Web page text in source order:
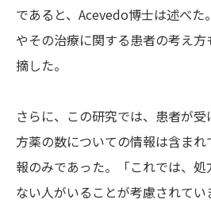
であると、Acevedo博士は述べた
やその治療に関する患者の考え
摘した。
さらに、この研究では、患者が
方薬の数についての情報は含ま
報のみであった。「これでは、処
ない人がいることが考慮されて